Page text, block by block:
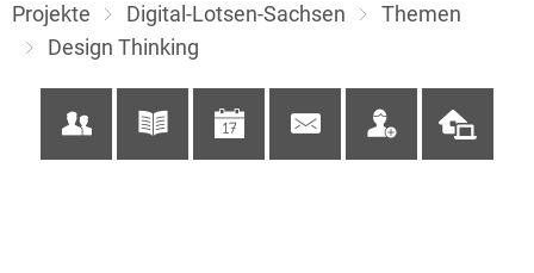
Projekte Digital-Lotsen-Sachsen
Themen
Design Thinking